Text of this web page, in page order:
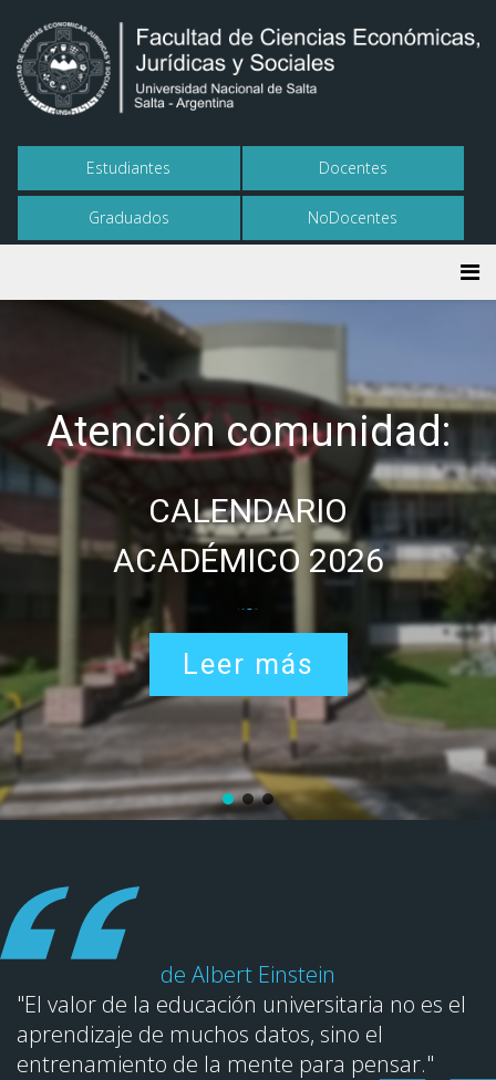
Estudiantes Docentes
Graduados NoDocentes
Atención comunidad:
CALENDARIO
ACADÉMICO 2026
Leer más
de Albert Einstein
"El valor de la educación universitaria no es el
aprendizaje de muchos datos, sino el
entrenamiento de la mente para pensar."